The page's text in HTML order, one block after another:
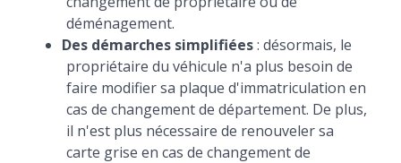
déménagement.
Des démarches simplifiées: désormais, le
propriétaire du véhicule n'a plus besoin de
faire modifier sa plaque d'immatriculation en
cas de changement de département. De plus,
il n'est plus nécessaire de renouveler sa
carte grise en cas de changement de